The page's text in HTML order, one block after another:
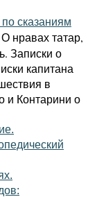
сказаниям
нравах татар,
Записки о
капитана
в
и Контарини о